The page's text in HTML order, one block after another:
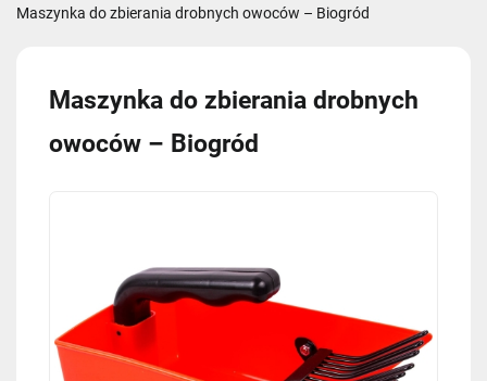
Maszynka do zbierania drobnych owoców – Biogród
Maszynka do zbierania drobnych
owoców – Biogród